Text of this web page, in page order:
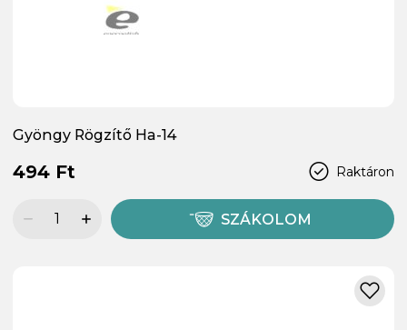
Gyöngy Rögzítő Ha-14
Raktáron
494 Ft
SZÁKOLOM